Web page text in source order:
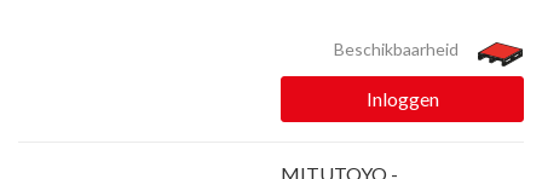
Beschikbaarheid
Inloggen
MITUTOYO -